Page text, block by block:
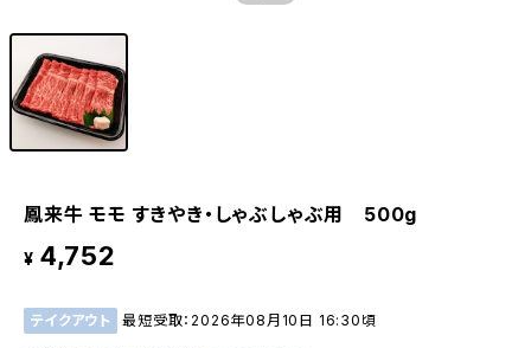
鳳来牛 モモ すきやき・しゃぶしゃぶ用 500g
¥ 4,752
テイクアウト 最短受取：2026年08月10日 16:30頃